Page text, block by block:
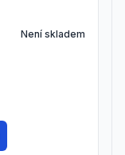
Není skladem